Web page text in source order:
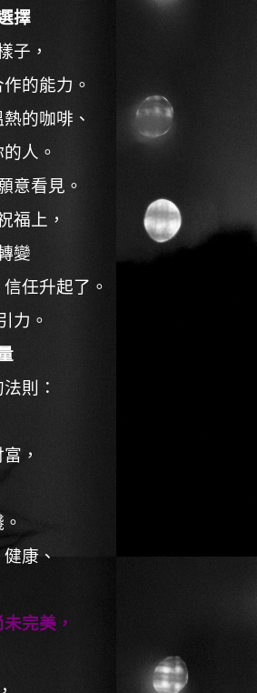
擇
子，
的能力。
的咖啡、
人。
意看見。
福上，
變
任升起了。
力。
則：
，
康、
完美，